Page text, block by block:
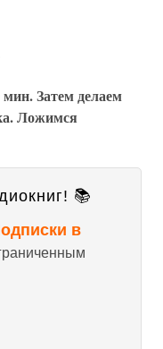
Затем делаем
Ложимся
📚
в